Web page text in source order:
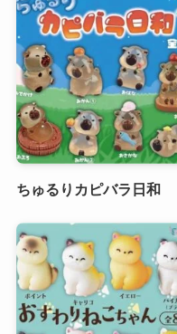
ちゅるりカピバラ日和